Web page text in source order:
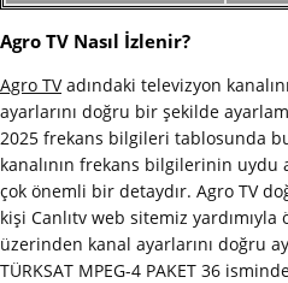
Agro TV Nasıl İzlenir?
Agro TVadındaki televizyon
ayarlarını doğru bir şekilde
2025 frekans bilgileri tablosunda
kanalının frekans bilgilerinin uydu
çok önemli bir detaydır. Agro TV
kişi Canlıtv web sitemiz
üzerinden kanal ayarlarını doğru
TÜRKSAT MPEG-4 PAKET 36